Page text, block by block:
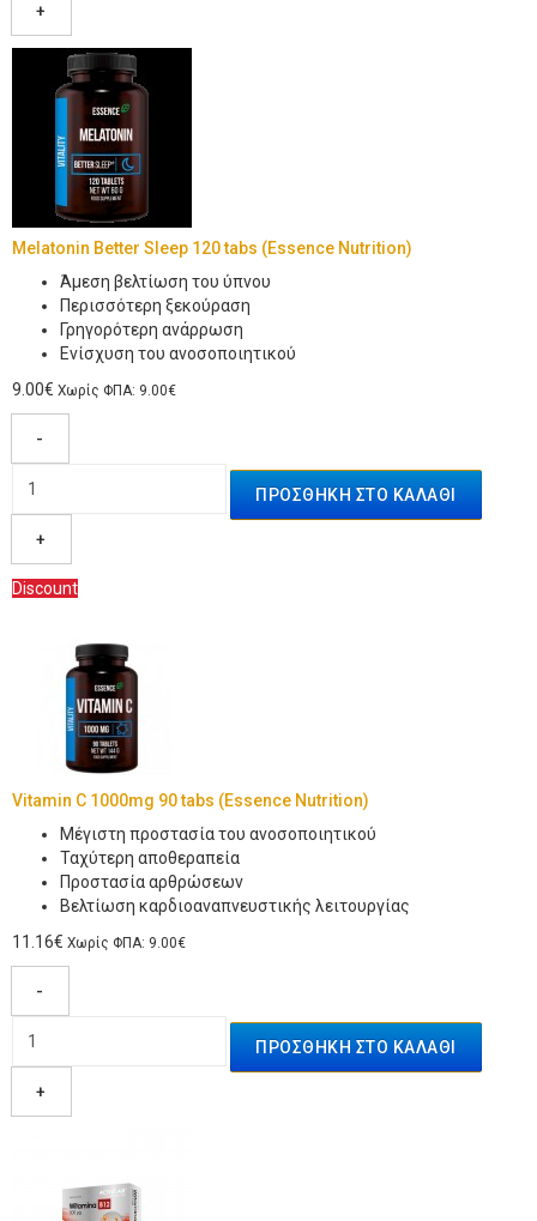
+
Melatonin Better Sleep 120 tabs (Essence Nutrition)
Άμεση βελτίωση του ύπνου
Περισσότερη ξεκούραση
Γρηγορότερη ανάρρωση
Ενίσχυση του ανοσοποιητικού
9.00€ Χωρίς ΦΠΑ: 9.00€
-
+
Discount
Vitamin C 1000mg 90 tabs (Essence Nutrition)
Μέγιστη προστασία του ανοσοποιητικού
Ταχύτερη αποθεραπεία
Προστασία αρθρώσεων
Βελτίωση καρδιοαναπνευστικής λειτουργίας
11.16€ Χωρίς ΦΠΑ: 9.00€
-
+